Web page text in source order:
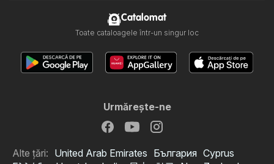
Catalomat
Toate cataloagele într-un singur loc
Urmăreşte-ne
Alte țări: United Arab Emirates България Cyprus